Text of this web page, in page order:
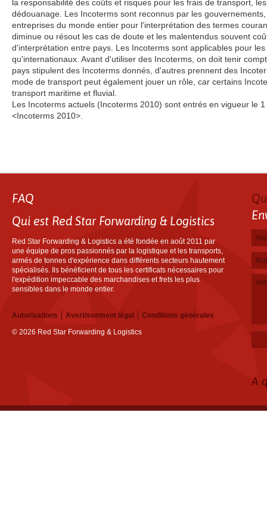
la responsabilité des coûts et risques pour les frais de transport,
dédouanage. Les Incoterms sont reconnus par les
entreprises du monde entier pour l'interprétation des termes
diminue ou résout les cas de doute et les malentendus souvent
d'interprétation entre pays. Les Incoterms sont applicables pour
qu'internationaux. Avant d'utiliser des Incoterms, on doit tenir
pays stipulent des Incoterms donnés, d'autres prennent des
mode de transport peut également jouer un rôle, car certains
transport maritime et fluvial.
Les Incoterms actuels (Incoterms 2010) sont entrés en vigueur le
<Incoterms 2010>.
FAQ
Qui est Red Star Forwarding & Logistics
Red Star Forwarding & Logistics a été fondée en août 2011 par
une équipe de pros passionnés par la logistique et les transports,
armés de tonnes d'expérience dans différents secteurs hautement
spécialisés. Ils bénéficient de tous les certificats nécessaires pour
l'expédition impeccable des marchandises et frets les plus
sensibles dans le monde entier.
Autorisations Avertissement légal
Conditions générales
© 2026 Red Star Forwarding & Logistics
A